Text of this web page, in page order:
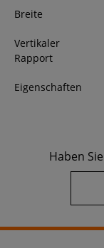
Breite
Vertikaler
Rapport
Eigenschaften
Haben